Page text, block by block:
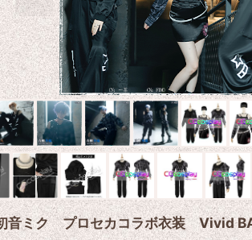
音ミク プロセカコラボ衣装